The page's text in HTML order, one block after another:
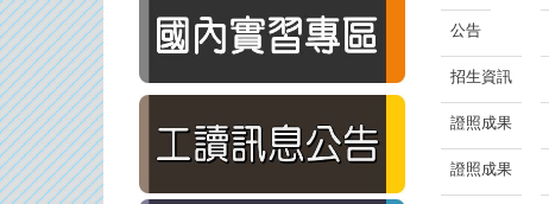
公告
招生資訊
證照成果
證照成果